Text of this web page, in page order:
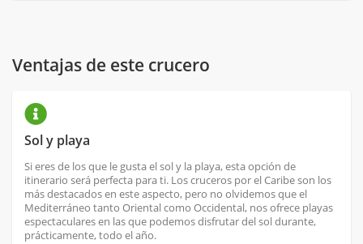
Ventajas de este crucero
Sol y playa
Si eres de los que le gusta el sol y la playa, esta opción de
itinerario será perfecta para ti. Los cruceros por el Caribe son los
más destacados en este aspecto, pero no olvidemos que el
Mediterráneo tanto Oriental como Occidental, nos ofrece playas
espectaculares en las que podemos disfrutar del sol durante,
prácticamente, todo el año.